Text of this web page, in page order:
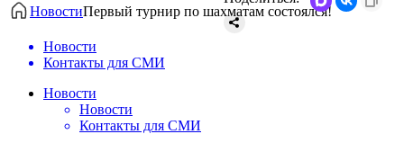
НовостиПервый турнир по шахматам состоялся!
Новости
Контакты для СМИ
Новости
Новости
Контакты для СМИ